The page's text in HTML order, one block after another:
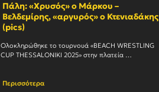
Πάλη: «Χρυσός» ο Μάρκου –
Βελδεμίρης, «αργυρός» ο Κτενιαδάκης
(pics)
Ολοκληρώθηκε το τουρνουά «BEACH WRESTLING
CUP THESSALONIKI 2025» στην πλατεία
Περισσότερα